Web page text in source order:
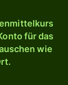
für das
wie